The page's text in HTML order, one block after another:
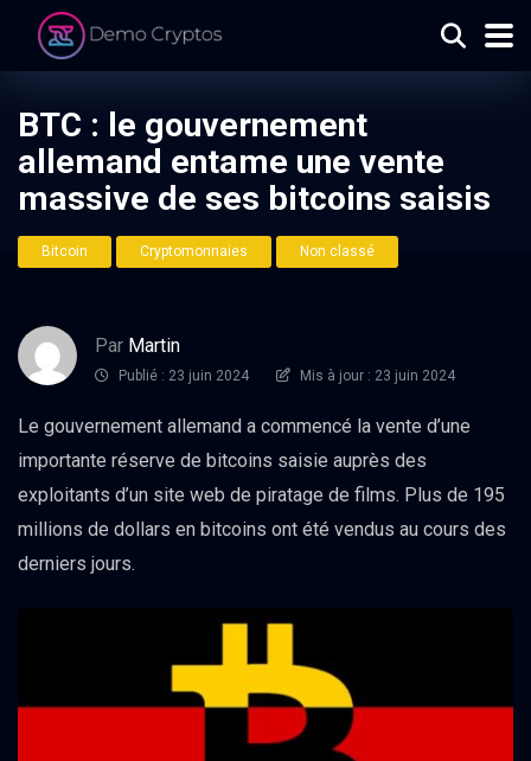
BTC : le gouvernement
allemand entame une vente
massive de ses bitcoins saisis
Bitcoin Cryptomonnaies Non classé
Par Martin
Publié : 23 juin 2024 Mis à jour : 23 juin 2024
Le gouvernement allemand a commencé la vente d’une
importante réserve de bitcoins saisie auprès des
exploitants d’un site web de piratage de films. Plus de 195
millions de dollars en bitcoins ont été vendus au cours des
derniers jours.